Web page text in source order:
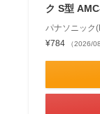
ク S型
パナソニック
¥784
（2026/